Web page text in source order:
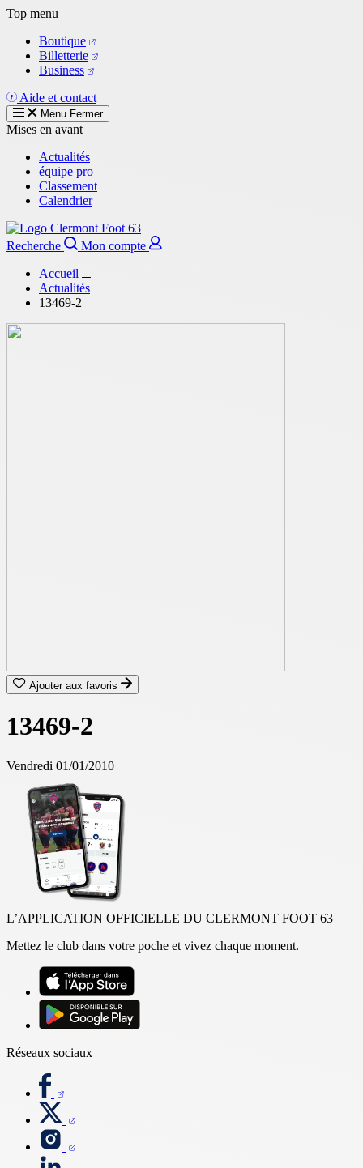
Aller
contenu
principal
Top menu
Boutique
Billetterie
Business
Aide et contact
Menu Fermer
Mises en avant
Actualités
équipe pro
Classement
Calendrier
Recherche
Mon compte
Accueil
Actualités
13469-2
Ajouter aux favoris
13469-2
Vendredi 01/01/2010
L’APPLICATION OFFICIELLE DU CLERMONT FOOT 63
Mettez le club dans votre poche et vivez chaque moment.
Réseaux sociaux